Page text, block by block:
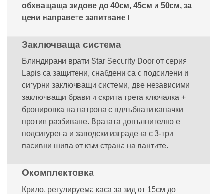
обхващаща зидове до 40см, 45см и 50см, за
цени направете запитване !
Заключваща система
Блиндирани врати Star Security Door от серия
Lapis са защитени, снабдени са с подсилени и
сигурни заключващи системи, две независими
заключващи брави и скрита трета ключалка +
бронировка на патрона с вдлъбнати капачки
против разбиване. Вратата допълнително е
подсигурена и заводски изградена с 3-три
пасивни шипа от към страна на пантите.
Окомплектовка
Крило, регулируема каса за зид от 15см до